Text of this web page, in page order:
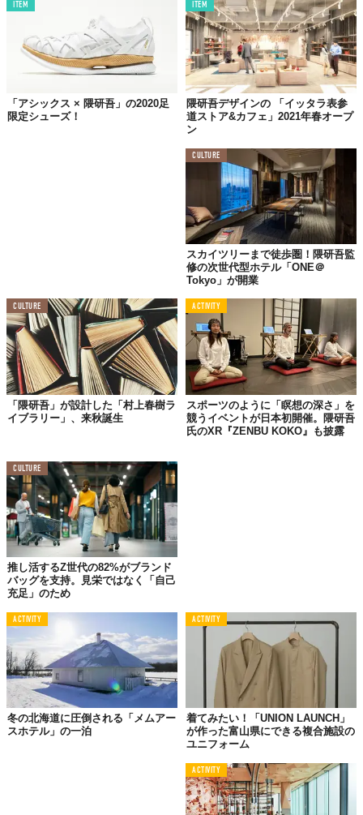
水を循環させた“縁側”によって、建築と海を接続しようと
いう試み。ガラスの箱は水の中に浮かび、水は絶えず溢れ
続けてそのエッジを失い、太平洋の水と、建築の中に捕ら
えられた水とがひとつに融け合う…。
熱海の自然の地形を活かしながら、縁側や庇（ひさし）など水平
方向のデザインを取り入れることで、視覚的に境界を配する工
夫。「日本の伝統建築はこうした仕掛けに溢れていた」。稀代の
建築家はこう言葉を残しています。
隈氏は、このウォーターバルコニーを自身の“エポックメイキン
っています。氏は、そこで水を流すというデザインの難題と向き
合い、「水を見せるとき、建築に新たな生命観を帯びる」ことを
見出したそう。
一度は泊まりたい
名建築の温泉宿
ITEM
「アシックス × 隈研吾」の2020足
限定シューズ！
ITEM
隈研吾デザインの 「イッタラ表参
道ストア&カフェ」2021年春オープ
ン
CULTURE
スカイツリーまで徒歩圏！隈研吾監
修の次世代型ホテル「ONE＠
Tokyo」が開業
CULTURE
「隈研吾」が設計した「村上春樹ラ
イブラリー」、来秋誕生
ACTIVITY
スポーツのように「瞑想の深さ」を
競うイベントが日本初開催。隈研吾
氏のXR『ZENBU KOKO』も披露
CULTURE
推し活するZ世代の82%がブランド
バッグを支持。見栄ではなく「自己
充足」のため
ACTIVITY
冬の北海道に圧倒される「メムアー
スホテル」の一泊
ACTIVITY
着てみたい！「UNION LAUNCH」
が作った富山県にできる複合施設の
ユニフォーム
ACTIVITY